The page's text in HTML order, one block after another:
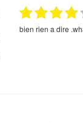
bien rien a dire